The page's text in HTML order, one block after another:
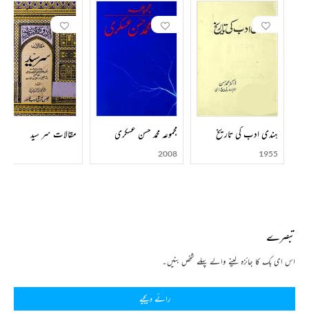
ہندی ادب کی تاریخ
1955
مجموعہ محمد حسن عسکری
2008
مقالات سر سید
تبصرے
اس ای بک کا جائزہ لینے والے پہلے شخص بنیں۔
رائے دیجیے